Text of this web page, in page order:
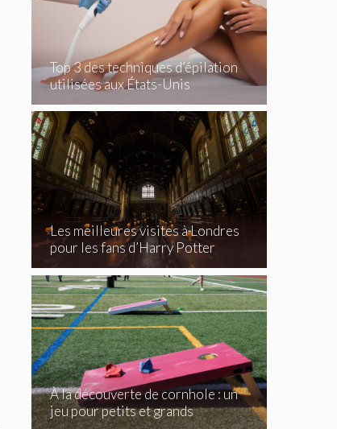
Top 3 des techniques d’épilation
utilisées aux États-Unis
Les meilleures visites à Londres
pour les fans d’Harry Potter
À la découverte de cornhole : un
jeu pour petits et grands